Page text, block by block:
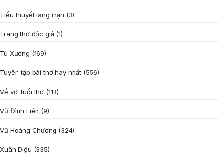
Tiểu thuyết lãng mạn (3)
Trang thơ độc giả (1)
Tú Xương (169)
Tuyển tập bài thơ hay nhất (556)
Về với tuổi thơ (113)
Vũ Đình Liên (9)
Vũ Hoàng Chương (324)
Xuân Diệu (335)